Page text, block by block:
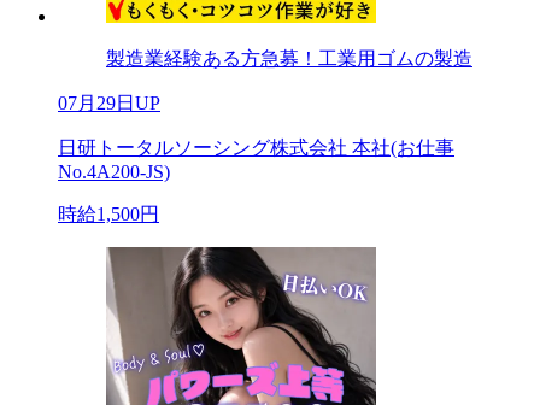
製造業経験ある方急募！工業用ゴムの製造
07月29日UP
日研トータルソーシング株式会社 本社(お仕事
No.4A200-JS)
時給1,500円